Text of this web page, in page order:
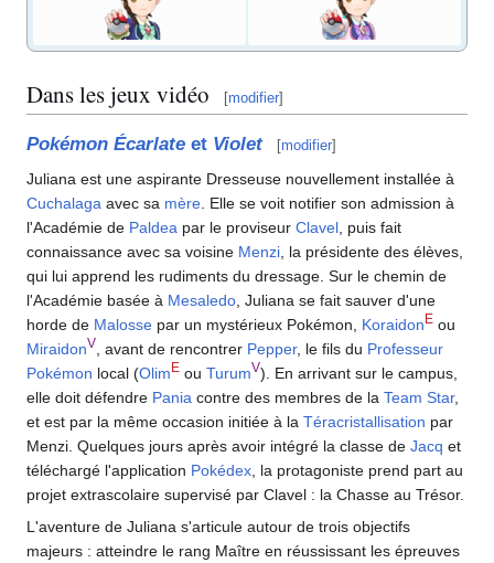
Dans les jeux vidéo [modifier]
Pokémon Écarlate et Violet [modifier]
Juliana est une aspirante Dresseuse nouvellement installée à
Cuchalaga avec sa mère . Elle se voit notifier son admission à
l'Académie de Paldea par le proviseur Clavel , puis fait
connaissance avec sa voisine Menzi , la présidente des élèves,
qui lui apprend les rudiments du dressage. Sur le chemin de
l'Académie basée à Mesaledo , Juliana se fait sauver d'une
horde de Malosse par un mystérieux Pokémon, KoraidonE ou
MiraidonV , avant de rencontrer Pepper, le fils du Professeur
Pokémon local (OlimE ou TurumV). En arrivant sur le campus,
elle doit défendre Pania contre des membres de la Team Star,
et est par la même occasion initiée à la Téracristallisation par
Menzi. Quelques jours après avoir intégré la classe de Jacq et
téléchargé l'application Pokédex , la protagoniste prend part au
projet extrascolaire supervisé par Clavel : la Chasse au Trésor.
L'aventure de Juliana s'articule autour de trois objectifs
majeurs : atteindre le rang Maître en réussissant les épreuves